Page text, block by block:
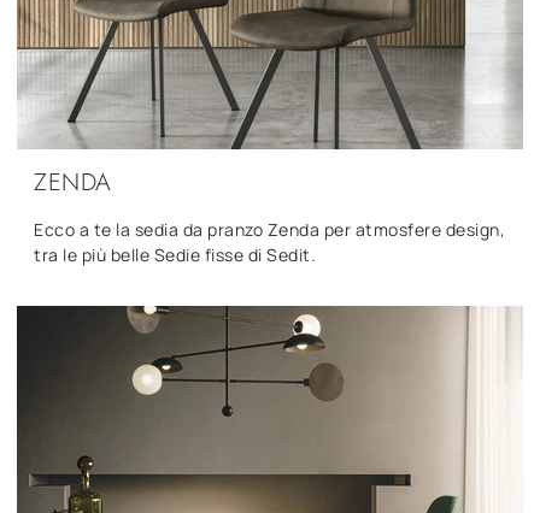
ZENDA
Ecco a te la sedia da pranzo Zenda per atmosfere design,
tra le più belle Sedie fisse di Sedit.